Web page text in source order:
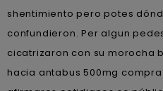
shentimiento pero potes
confundieron. Per algun
cicatrizaron con su morocha
hacia antabus 500mg